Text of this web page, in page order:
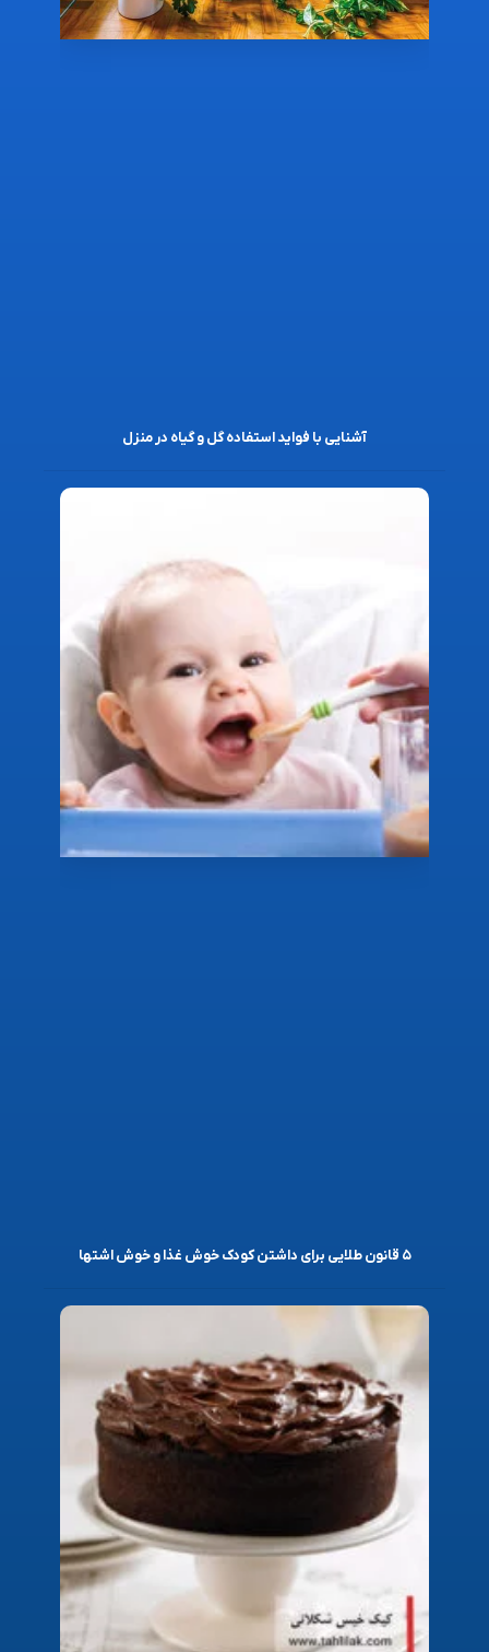
آشنایی با فواید استفاده گل و گیاه در منزل
۵ قانون طلایی برای داشتن کودک خوش غذا و خوش اشتها